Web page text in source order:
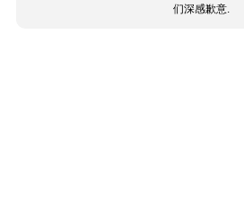
们深感歉意.